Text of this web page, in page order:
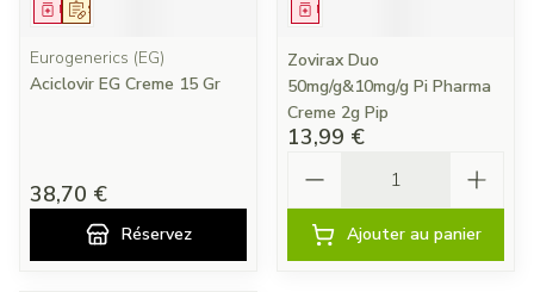
Sur prescription
Médicament
Eurogenerics (EG)
Aciclovir EG Creme 15 Gr
38,70 €
Réservez
Médicament
Zovirax Duo
50mg/g&10mg/g Pi Pharma
Creme 2g Pip
13,99 €
Ajouter au panier